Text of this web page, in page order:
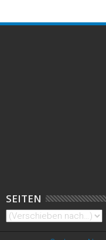
SEITEN